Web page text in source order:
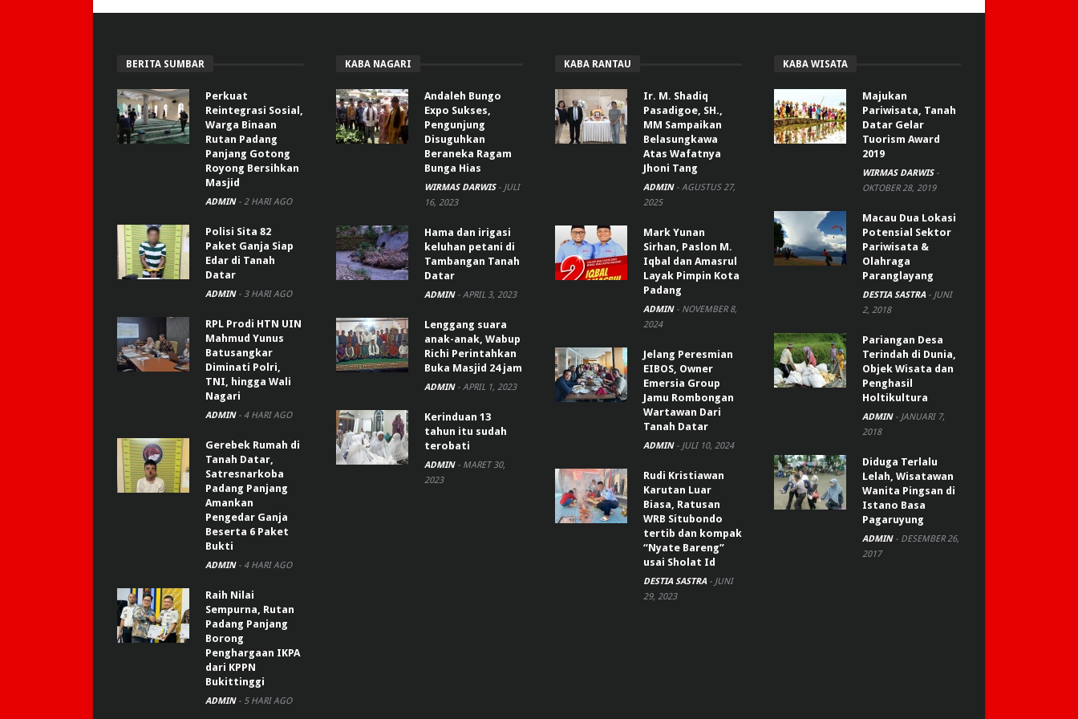
BERITA SUMBAR
Perkuat
Reintegrasi Sosial,
Warga Binaan
Rutan Padang
Panjang Gotong
Royong Bersihkan
Masjid
ADMIN - 2 HARI AGO
Polisi Sita 82
Paket Ganja Siap
Edar di Tanah
Datar
ADMIN - 3 HARI AGO
RPL Prodi HTN UIN
Mahmud Yunus
Batusangkar
Diminati Polri,
TNI, hingga Wali
Nagari
ADMIN - 4 HARI AGO
Gerebek Rumah di
Tanah Datar,
Satresnarkoba
Padang Panjang
Amankan
Pengedar Ganja
Beserta 6 Paket
Bukti
ADMIN - 4 HARI AGO
Raih Nilai
Sempurna, Rutan
Padang Panjang
Borong
Penghargaan IKPA
dari KPPN
Bukittinggi
ADMIN - 5 HARI AGO
KABA NAGARI
Andaleh Bungo
Expo Sukses,
Pengunjung
Disuguhkan
Beraneka Ragam
Bunga Hias
WIRMAS DARWIS - JULI
16, 2023
Hama dan irigasi
keluhan petani di
Tambangan Tanah
Datar
ADMIN - APRIL 3, 2023
Lenggang suara
anak-anak, Wabup
Richi Perintahkan
Buka Masjid 24 jam
ADMIN - APRIL 1, 2023
Kerinduan 13
tahun itu sudah
terobati
ADMIN - MARET 30,
2023
KABA RANTAU
Ir. M. Shadiq
Pasadigoe, SH.,
MM Sampaikan
Belasungkawa
Atas Wafatnya
Jhoni Tang
ADMIN - AGUSTUS 27,
2025
Mark Yunan
Sirhan, Paslon M.
Iqbal dan Amasrul
Layak Pimpin Kota
Padang
ADMIN - NOVEMBER 8,
2024
Jelang Peresmian
EIBOS, Owner
Emersia Group
Jamu Rombongan
Wartawan Dari
Tanah Datar
ADMIN - JULI 10, 2024
Rudi Kristiawan
Karutan Luar
Biasa, Ratusan
WRB Situbondo
tertib dan kompak
“Nyate Bareng”
usai Sholat Id
DESTIA SASTRA - JUNI
29, 2023
KABA WISATA
Majukan
Pariwisata, Tanah
Datar Gelar
Tuorism Award
2019
WIRMAS DARWIS -
OKTOBER 28, 2019
Macau Dua Lokasi
Potensial Sektor
Pariwisata &
Olahraga
Paranglayang
DESTIA SASTRA - JUNI
2, 2018
Pariangan Desa
Terindah di Dunia,
Objek Wisata dan
Penghasil
Holtikultura
ADMIN - JANUARI 7,
2018
Diduga Terlalu
Lelah, Wisatawan
Wanita Pingsan di
Istano Basa
Pagaruyung
ADMIN - DESEMBER 26,
2017